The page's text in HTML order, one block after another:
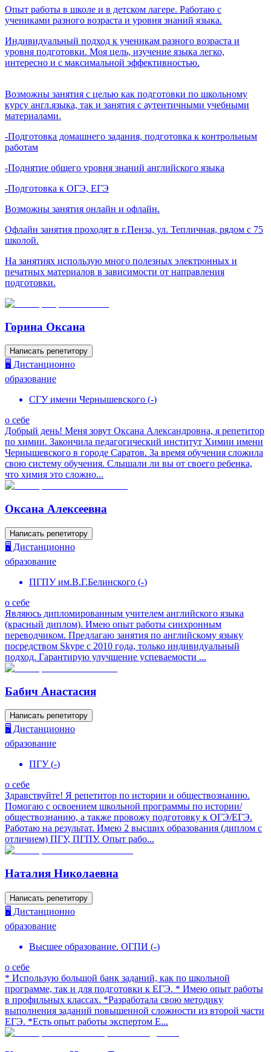
Опыт работы в школе и в детском лагере. Работаю с
учениками разного возраста и уровня знаний языка.
Индивидуальный подход к ученикам разного возраста и
уровня подготовки. Моя цель, изучение языка легко,
интересно и с максимальной эффективностью.
Возможны занятия с целью как подготовки по школьному
курсу англ.языка, так и занятия с аутентичными учебными
материалами.
-Подготовка домашнего задания, подготовка к контрольным
работам
-Поднятие общего уровня знаний английского языка
-Подготовка к ОГЭ, ЕГЭ
Возможны занятия онлайн и офлайн.
Офлайн занятия проходят в г.Пенза, ул. Тепличная, рядом с 75
школой.
На занятиях использую много полезных электронных и
печатных материалов в зависимости от направления
подготовки.
Горина Оксана
Написать репетитору
🖥️ Дистанционно
образование
СГУ имени Чернышевского (-)
о себе
Добрый день! Меня зовут Оксана Александровна, я репетитор
по химии. Закончила педагогический институт Химии имени
Чернышевского в городе Саратов. За время обучения сложила
свою систему обучения. Слышали ли вы от своего ребенка,
что химия это сложно...
Оксана Алексеевна
Написать репетитору
🖥️ Дистанционно
образование
ПГПУ им.В.Г.Белинского (-)
о себе
Являюсь дипломированным учителем английского языка
(красный диплом). Имею опыт работы синхронным
переводчиком. Предлагаю занятия по английскому языку
посредством Skype с 2010 года, только индивидуальный
подход. Гарантирую улучшение успеваемости ...
Бабич Анастасия
Написать репетитору
🖥️ Дистанционно
образование
ПГУ(-)
о себе
Здравствуйте! Я репетитор по истории и обществознанию.
Помогаю с освоением школьной программы по истории/
обществознанию, а также провожу подготовку к ОГЭ/ЕГЭ.
Работаю на результат. Имею 2 высших образования (диплом с
отличием) ПГУ, ПГПУ. Опыт рабо...
Наталия Николаевна
Написать репетитору
🖥️ Дистанционно
образование
Высшее образование. ОГПИ (-)
о себе
* Использую большой банк заданий, как по школьной
программе, так и для подготовки к ЕГЭ. * Имею опыт работы
в профильных классах. *Разработала свою методику
выполнения заданий повышенной сложности из второй части
ЕГЭ. *Есть опыт работы экспертом Е...